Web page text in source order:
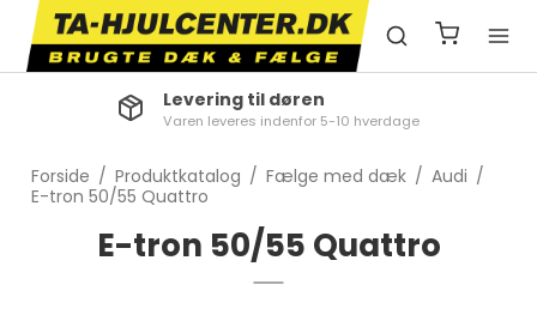
Levering til døren
Varen leveres indenfor 5-10 hverdage
Forside / Produktkatalog / Fælge med dæk / Audi /
E-tron 50/55 Quattro
E-tron 50/55 Quattro